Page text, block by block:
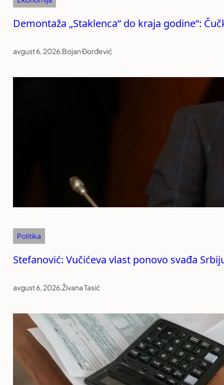
Demontaža „Staklenca“ do kraja godine“:
avgust 6, 2026.Bojan Đorđević
Politika
Stefanović: Vučićeva vlast ponovo svađa
avgust 6, 2026.Živana Tasić